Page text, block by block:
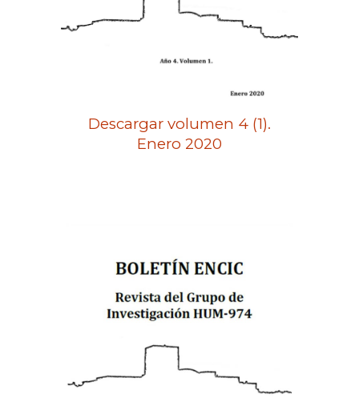
Descargar volumen 4 (1).
Enero 2020